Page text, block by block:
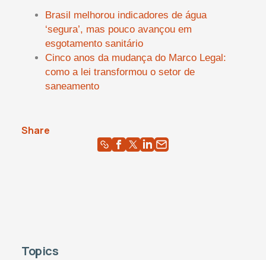
Brasil melhorou indicadores de água
‘segura’, mas pouco avançou em
esgotamento sanitário
Cinco anos da mudança do Marco Legal:
como a lei transformou o setor de
saneamento
Share
Topics